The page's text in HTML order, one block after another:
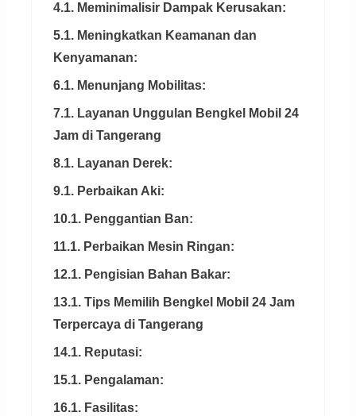
4.1. Meminimalisir Dampak Kerusakan:
5.1. Meningkatkan Keamanan dan
Kenyamanan:
6.1. Menunjang Mobilitas:
7.1. Layanan Unggulan Bengkel Mobil 24
Jam di Tangerang
8.1. Layanan Derek:
9.1. Perbaikan Aki:
10.1. Penggantian Ban:
11.1. Perbaikan Mesin Ringan:
12.1. Pengisian Bahan Bakar:
13.1. Tips Memilih Bengkel Mobil 24 Jam
Terpercaya di Tangerang
14.1. Reputasi:
15.1. Pengalaman:
16.1. Fasilitas: